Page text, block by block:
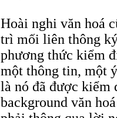
Hoài nghi văn hoá
trì mối liên thông
phương thức kiểm
một thông tin, một
là nó đã được kiểm
background văn